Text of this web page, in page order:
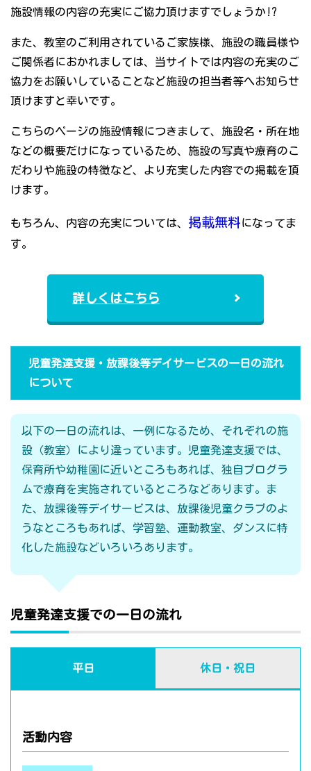
施設情報の内容の充実にご協力頂けますでしょうか!?
また、教室のご利用されているご家族様、施設の職員様や
ご関係者におかれましては、当サイトでは内容の充実のご
協力をお願いしていることなど施設の担当者等へお知らせ
頂けますと幸いです。
こちらのページの施設情報につきまして、施設名・所在地
などの概要だけになっているため、施設の写真や療育のこ
だわりや施設の特徴など、より充実した内容での掲載を頂
けます。
もちろん、内容の充実については、 掲載無料になってま
す。
詳しくはこちら
児童発達支援・放課後等デイサービスの一日の流れ
について
以下の一日の流れは、一例になるため、それぞれの施
設（教室）により違っています。児童発達支援では、
保育所や幼稚園に近いところもあれば、独自プログラ
ムで療育を実施されているところなどあります。ま
た、放課後等デイサービスは、放課後児童クラブのよ
うなところもあれば、学習塾、運動教室、ダンスに特
化した施設などいろいろあります。
児童発達支援での一日の流れ
平日 休日・祝日
活動内容